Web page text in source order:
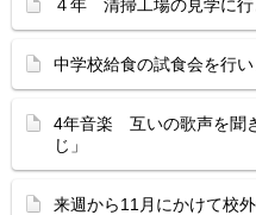
４年 清掃工場の見学に行
中学校給食の試食会を行
4年音楽 互いの歌声を聞
じ」
来週から11月にかけて校